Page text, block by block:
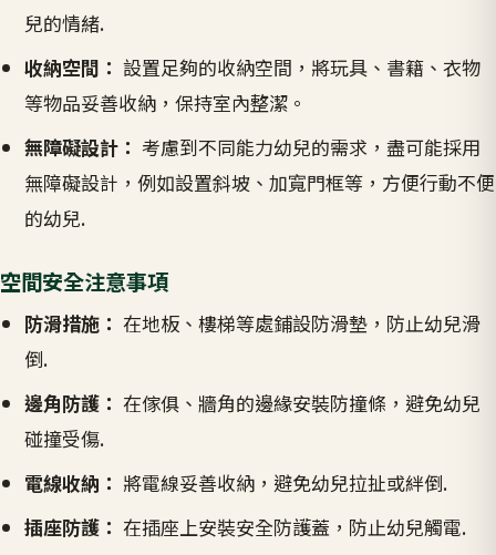
兒的情緒.
收納空間： 設置足夠的收納空間，將玩具、書籍、衣物
等物品妥善收納，保持室內整潔。
無障礙設計： 考慮到不同能力幼兒的需求，盡可能採用
無障礙設計，例如設置斜坡、加寬門框等，方便行動不便
的幼兒.
空間安全注意事項
防滑措施： 在地板、樓梯等處鋪設防滑墊，防止幼兒滑
倒.
邊角防護： 在傢俱、牆角的邊緣安裝防撞條，避免幼兒
碰撞受傷.
電線收納： 將電線妥善收納，避免幼兒拉扯或絆倒.
插座防護： 在插座上安裝安全防護蓋，防止幼兒觸電.